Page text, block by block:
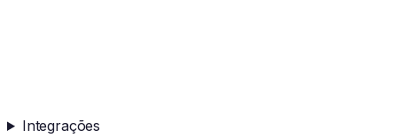
Integrações